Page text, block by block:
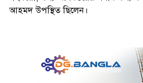
আহমদ উপস্থিত ছিলেন।